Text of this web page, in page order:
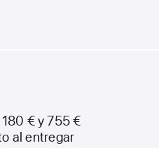
Apple
€y 755 €
al entregar